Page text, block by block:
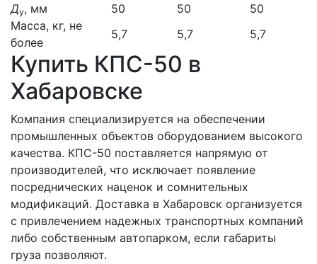
Ду, мм 50 50
50
Масса, кг, не
более
5,7 5,7 5,7
Купить КПС-50 в
Хабаровске
Компания специализируется на обеспечении
промышленных объектов оборудованием высокого
качества. КПС-50 поставляется напрямую от
производителей, что исключает появление
посреднических наценок и сомнительных
модификаций. Доставка в Хабаровск организуется
с привлечением надежных транспортных компаний
либо собственным автопарком, если габариты
груза позволяют.